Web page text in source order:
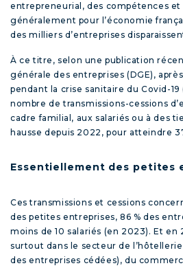
entrepreneurial, des compétences et
généralement pour l’économie
des milliers d’entreprises
À ce titre, selon une publication
générale des entreprises (DGE) ,
pendant la crise sanitaire du Covid-
nombre de transmissions-cessions
cadre familial, aux salariés ou à des
hausse depuis 2022, pour atteindre
Essentiellement des petites
Ces transmissions et cessions
des petites entreprises, 86 % des
moins de 10 salariés (en 2023). Et
surtout dans le secteur de
des entreprises cédées), du